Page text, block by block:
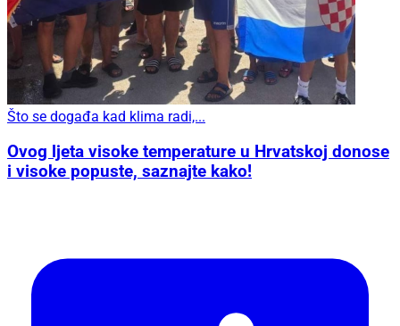
Što se događa kad klima radi,...
Ovog ljeta visoke temperature u Hrvatskoj donose
i visoke popuste, saznajte kako!